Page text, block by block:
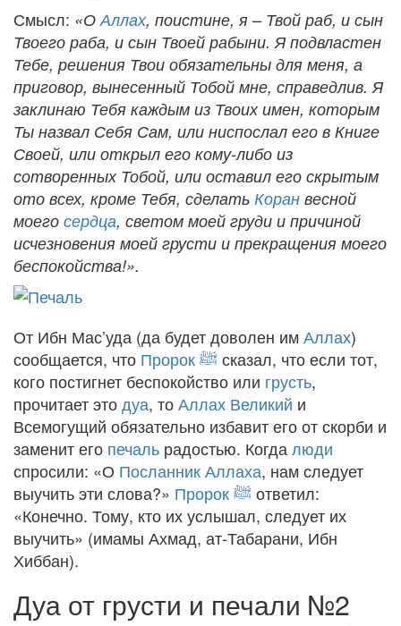
Смысл: «ОАллах, поистине, я – Твой раб, и сын
Твоего раба, и сын Твоей рабыни. Я подвластен
Тебе, решения Твои обязательны для меня, а
приговор, вынесенный Тобой мне, справедлив. Я
заклинаю Тебя каждым из Твоих имен, которым
Ты назвал Себя Сам, или ниспослал его в Книге
Своей, или открыл его кому-либо из
сотворенных Тобой, или оставил его скрытым
ото всех, кроме Тебя, сделать Коран весной
моего сердца, светом моей груди и причиной
исчезновения моей грусти и прекращения моего
беспокойства!».
От Ибн Мас’уда (да будет доволен имАллах)
сообщается, что
Пророк ﷺсказал, что если тот,
кого постигнет беспокойство или грусть,
прочитает этодуа, тоАллах Великий и
Всемогущий обязательно избавит его от скорби и
заменит его печаль радостью. Когда люди
спросили: «О Посланник Аллаха, нам следует
выучить эти слова?»
Пророк ﷺответил:
«Конечно. Тому, кто их услышал, следует их
выучить» (имамы Ахмад, ат-Табарани, Ибн
Хиббан).
Дуа от грусти и печали №2